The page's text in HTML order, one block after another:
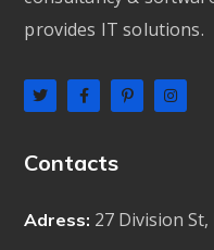
provides IT solutions.
Contacts
Adress: 27 Division St,